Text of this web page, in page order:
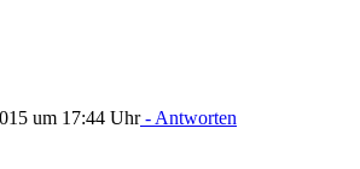
um 17:44 Uhr- Antworten